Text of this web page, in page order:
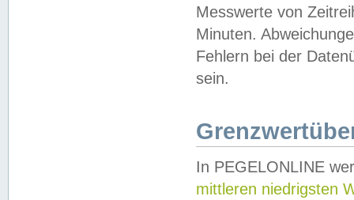
Messwerte von
Minuten.
Fehlern bei der
sein.
In PEGELONLINE
mittleren niedrigsten